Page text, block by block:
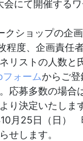
にて開催する
クショップの企
程度、企画責任
リストの人数と
ォームからご登
応募多数の場合
り決定いたします
月25日（日）
せします。